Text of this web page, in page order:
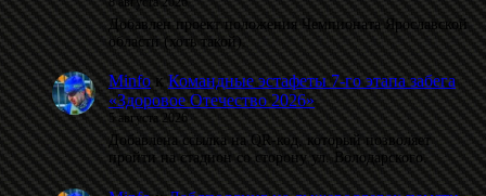
Добавлен проект положения Чемпионата Ярославской
области (хоть такой).
MinfoкКомандные эстафеты 7-го этапа забега
«Здоровое Отечество 2026»
5 августа 2026
Добавлена ссылка на QR-код, который позволяет
пройти на стадион со сторону ул. Володарского.